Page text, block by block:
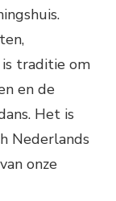
traditie om
en de
Het is
Nederlands
onze